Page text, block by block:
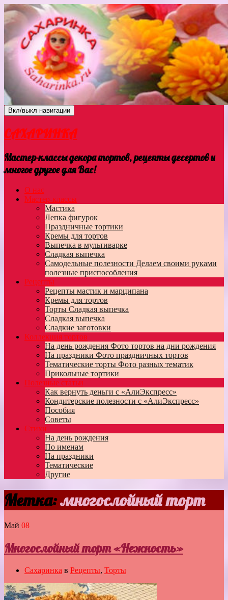
Вкл/выкл навигации
САХАРИНКА
Мастер-классы декора тортов, рецепты десертов и
многое другое для Вас!
О нас
Мастер-классы
Мастика
Лепка фигурок
Праздничные тортики
Кремы для тортов
Выпечка в мультиварке
Сладкая выпечка
Самодельные полезности Делаем своими руками
полезные приспособления
Рецепты
Рецепты мастик и марципана
Кремы для тортов
Торты Сладкая выпечка
Сладкая выпечка
Сладкие заготовки
Коллекция тортов
На день рождения Фото тортов на дни рождения
На праздники Фото праздничных тортов
Тематические торты Фото разных тематик
Прикольные тортики
Полезные статьи
Как вернуть деньги с «АлиЭкспресс»
Кондитерские полезности с «АлиЭкспресс»
Пособия
Советы
Стихи
На день рождения
По именам
На праздники
Тематические
Другие
Метка:многослойный торт
Май 08
Многослойный торт «Нежность»
Сахаринка в Рецепты, Торты